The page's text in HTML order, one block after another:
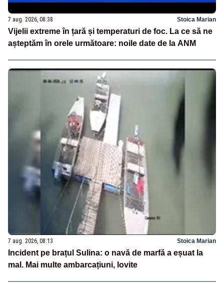
7 aug. 2026, 08:38 Stoica Marian
Vijelii extreme în țară și temperaturi de foc. La ce să ne
așteptăm în orele următoare: noile date de la ANM
7 aug. 2026, 08:13 Stoica Marian
Incident pe brațul Sulina: o navă de marfă a eșuat la
mal. Mai multe ambarcațiuni, lovite